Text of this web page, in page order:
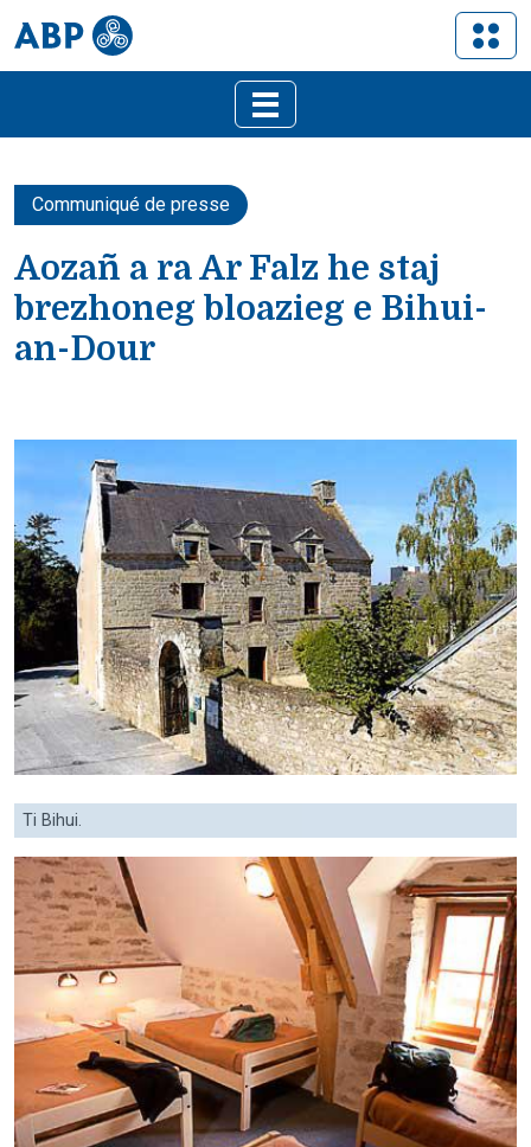
Communiqué de presse
Aozañ a ra Ar Falz he staj
brezhoneg bloazieg e Bihui-
an-Dour
Ti Bihui.